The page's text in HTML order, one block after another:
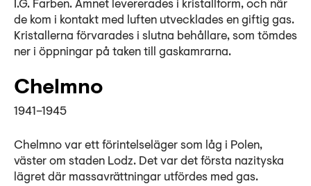
I.G. Farben. Ämnet levererades i kristallform, och när
de kom i kontakt med luften utvecklades en giftig gas.
Kristallerna förvarades i slutna behållare, som tömdes
ner i öppningar på taken till gaskamrarna.
Chelmno
1941–1945
Chelmno var ett förintelseläger som låg i Polen,
väster om staden Lodz. Det var det första nazityska
lägret där massavrättningar utfördes med gas.